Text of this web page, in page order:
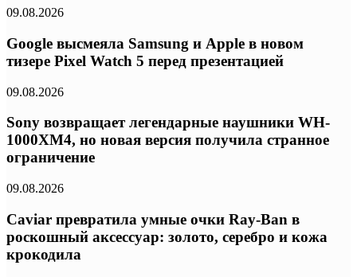
09.08.2026
Google высмеяла Samsung и Apple в новом
тизере Pixel Watch 5 перед презентацией
09.08.2026
Sony возвращает легендарные наушники WH-
1000XM4, но новая версия получила странное
ограничение
09.08.2026
Caviar превратила умные очки Ray-Ban в
роскошный аксессуар: золото, серебро и кожа
крокодила